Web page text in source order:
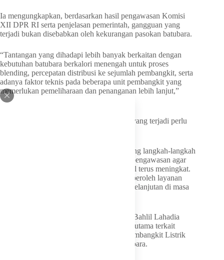
Ia mengungkapkan, berdasarkan hasil pengawasan Komisi
XII DPR RI serta penjelasan pemerintah, gangguan yang
terjadi bukan disebabkan oleh kekurangan pasokan batubara.
“Tantangan yang dihadapi lebih banyak berkaitan dengan
kebutuhan batubara berkalori menengah untuk proses
blending, percepatan distribusi ke sejumlah pembangkit, serta
adanya faktor teknis pada beberapa unit pembangkit yang
memerlukan pemeliharaan dan penanganan lebih lanjut,”
ujarnya.
Oleh karena itu, Rusli meminta persoalan yang terjadi perlu
“Komisi XII DPR RI akan terus mendukung langkah-langkah
pemerintah sekaligus menjalankan fungsi pengawasan agar
keandalan sistem ketenagalistrikan nasional terus meningkat.
Dengan demikian, masyarakat dapat memperoleh layanan
listrik yang semakin andal, aman, dan berkelanjutan di masa
Sebelumnya diberitakan, Menteri ESDM, Bahlil Lahadia
mengatakan telah membedah tiga masalah utama terkait
pasokan energi, termasuk kendala pada Pembangkit Listrik
Tenaga Gas (PLTG) dan pemenuhan batubara.